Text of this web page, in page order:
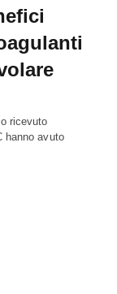
ricevuto
hanno avuto